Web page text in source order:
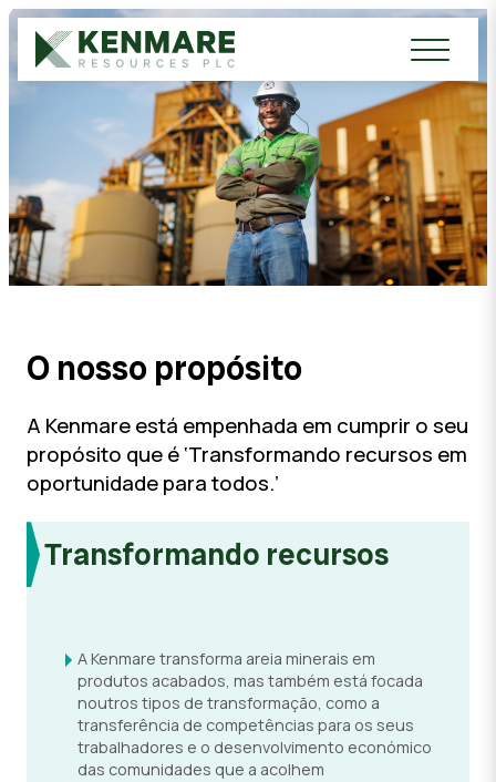
Kenmare Resources PLC
O nosso propósito
A Kenmare está empenhada em cumprir o seu
propósito que é ‘Transformando recursos em
oportunidade para todos.’
Transformando recursos
A Kenmare transforma areia minerais em
produtos acabados, mas também está focada
noutros tipos de transformação, como a
transferência de competências para os seus
trabalhadores e o desenvolvimento económico
das comunidades que a acolhem